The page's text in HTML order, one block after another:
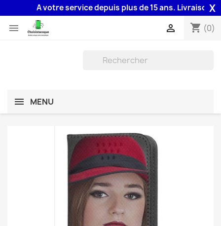
A votre service depuis plus de 15 ans. Livraison 48H
X
 shopping_cart (0)

MENU